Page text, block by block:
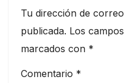
Tu dirección de
publicada. Los
marcados con *
Comentario *